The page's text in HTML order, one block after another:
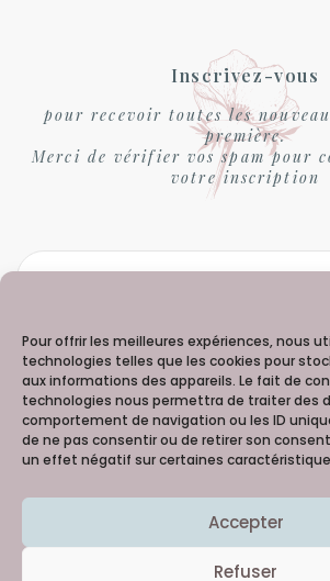
Pour offrir les meilleures expériences, nous
technologies telles que les cookies pour
aux informations des appareils. Le fait de
technologies nous permettra de traiter des
comportement de navigation ou les ID
de ne pas consentir ou de retirer son
un effet négatif sur certaines
Accepter
Refuser
Inscrivez-vous
pour recevoir toutes les
première.
Merci de vérifier vos spam pour
votre inscription
Madame Hortense - 06 98
Copyright © 2021
Merci à la talentueuse Lilie